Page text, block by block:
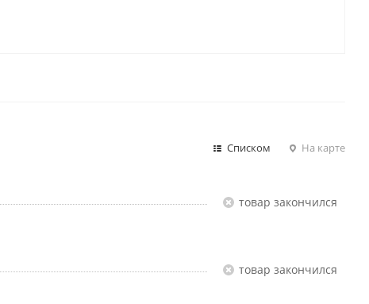
Списком На карте
Товар закончился
Товар закончился